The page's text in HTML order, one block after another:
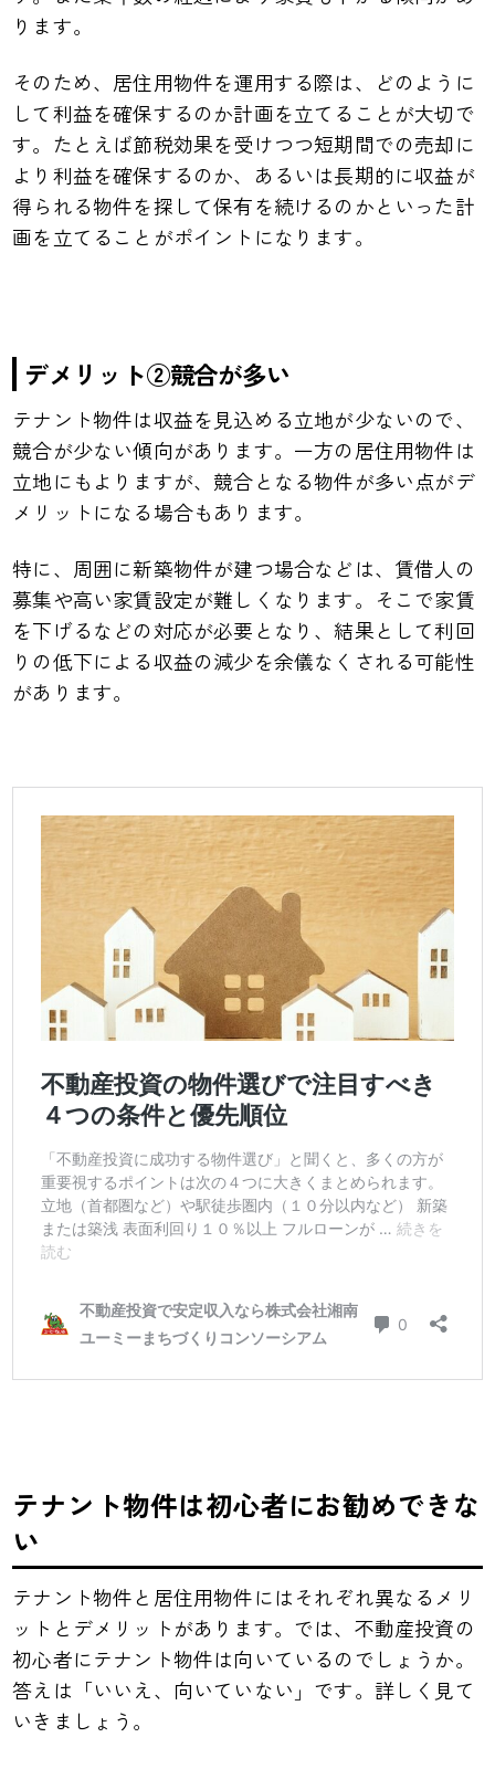
ります。
そのため、居住用物件を運用する際は、どのように
して利益を確保するのか計画を立てることが大切で
す。たとえば節税効果を受けつつ短期間での売却に
より利益を確保するのか、あるいは長期的に収益が
得られる物件を探して保有を続けるのかといった計
画を立てることがポイントになります。
デメリット②競合が多い
テナント物件は収益を見込める立地が少ないので、
競合が少ない傾向があります。一方の居住用物件は
立地にもよりますが、競合となる物件が多い点がデ
メリットになる場合もあります。
特に、周囲に新築物件が建つ場合などは、賃借人の
募集や高い家賃設定が難しくなります。そこで家賃
を下げるなどの対応が必要となり、結果として利回
りの低下による収益の減少を余儀なくされる可能性
があります。
テナント物件は初心者にお勧めできな
い
テナント物件と居住用物件にはそれぞれ異なるメリ
ットとデメリットがあります。では、不動産投資の
初心者にテナント物件は向いているのでしょうか。
答えは「いいえ、向いていない」です。 詳しく見て
いきましょう。